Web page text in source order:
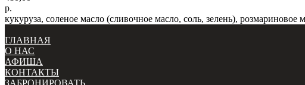
р.
кукуруза, соленое масло (сливочное масло, соль, зелень), розмариновое
ГЛАВНАЯ
О НАС
АФИША
КОНТАКТЫ
ЗАБРОНИРОВАТЬ